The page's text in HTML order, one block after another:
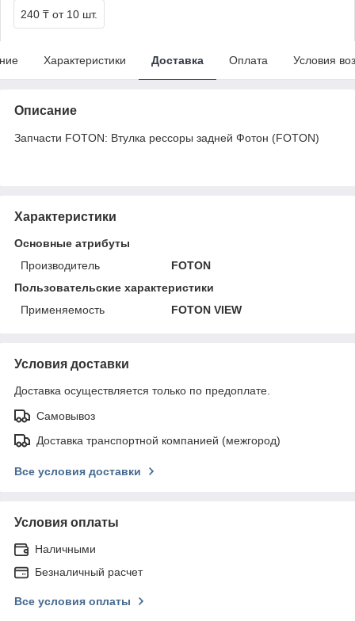
240 ₸ от 10 шт.
Характеристики Доставка Оплата Условия
Описание
Запчасти FOTON: Втулка рессоры задней Фотон (FOTON)
Характеристики
Основные атрибуты
Производитель
FOTON
Пользовательские характеристики
Применяемость
FOTON VIEW
Условия доставки
Доставка осуществляется только по предоплате.
Самовывоз
Доставка транспортной компанией (межгород)
Все условия доставки
Условия оплаты
Наличными
Безналичный расчет
Все условия оплаты